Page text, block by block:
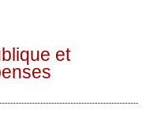
et